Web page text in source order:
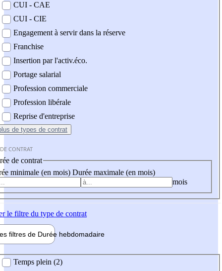
CUI - CAE
CUI - CIE
Engagement à servir dans la réserve
Franchise
Insertion par l'activ.éco.
Portage salarial
Profession commerciale
Profession libérale
Reprise d'entreprise
de types de contrat
CONTRAT
de contrat
minimale (en mois) Durée maximale (en mois)
mois
le filtre du type de contrat
filtres de Durée hebdomadaire
Temps plein (2)